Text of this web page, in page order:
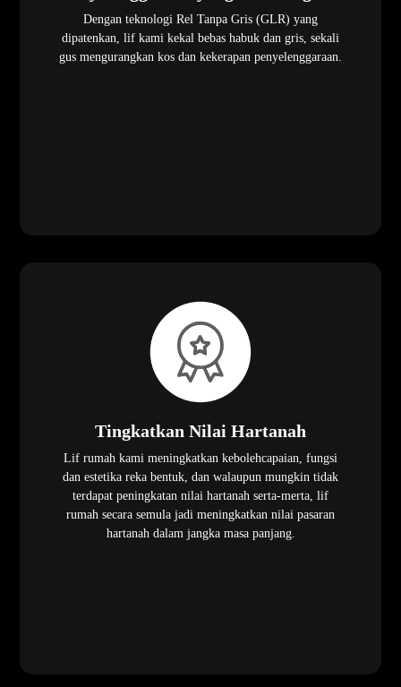
Dengan teknologi Rel Tanpa Gris (GLR) yang
dipatenkan, lif kami kekal bebas habuk dan gris, sekali
gus mengurangkan kos dan kekerapan penyelenggaraan.
Tingkatkan Nilai Hartanah
Lif rumah kami meningkatkan kebolehcapaian, fungsi
dan estetika reka bentuk, dan walaupun mungkin tidak
terdapat peningkatan nilai hartanah serta-merta, lif
rumah secara semula jadi meningkatkan nilai pasaran
hartanah dalam jangka masa panjang.